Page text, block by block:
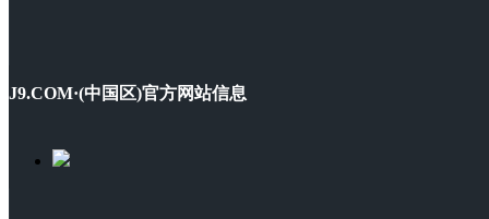
J9.COM·(中国区)官方网站信息